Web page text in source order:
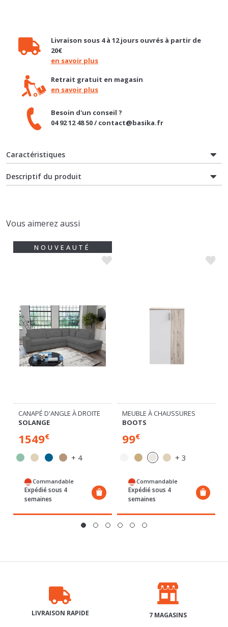
Livraison sous 4 à 12 jours ouvrés à partir de
20€
en savoir plus
Retrait gratuit en magasin
en savoir plus
Besoin d'un conseil ?
04 92 12 48 50 / contact@basika.fr
Caractéristiques
Descriptif du produit
Vous aimerez aussi
NOUVEAUTÉ
CANAPÉ D'ANGLE À DROITE
SOLANGE
1549€
+ 4
Commandable
Expédié sous 4
semaines
MEUBLE À CHAUSSURES
BOOTS
99€
+ 3
Commandable
Expédié sous 4
semaines
LIVRAISON RAPIDE 7 MAGASINS